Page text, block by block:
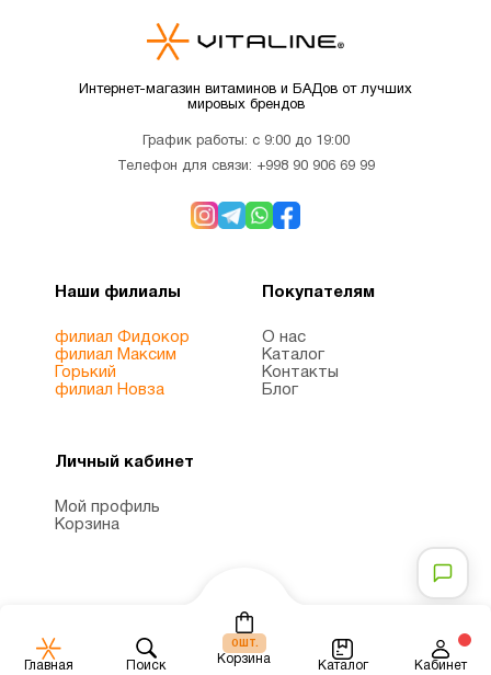
Витамин
Витамин
Витамин
Е
Детская
омега 3
4
Главная Поиск
0шт.
Корзина
Каталог Кабинет
Интернет-магазин витаминов и БАДов от лучших
мировых брендов
График работы: с 9:00 до 19:00
Телефон для связи: +998 90 906 69 99
Наши филиалы
филиал Фидокор
филиал Максим
Горький
филиал Новза
Покупателям
О нас
Каталог
Контакты
Блог
Личный кабинет
Мой профиль
Корзина